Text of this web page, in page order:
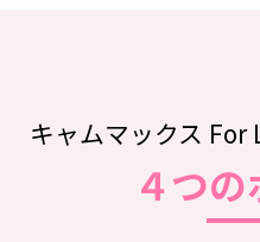
キャムマックス For
４つ